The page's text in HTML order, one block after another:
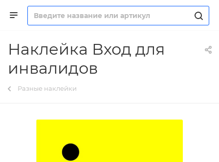
Наклейка Вход для
инвалидов
Разные наклейки